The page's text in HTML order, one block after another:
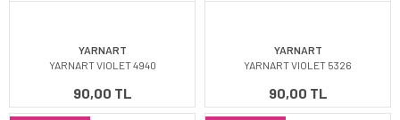
YARNART
YARNART VIOLET 4940
90,00 TL
YARNART
YARNART VIOLET 5326
90,00 TL